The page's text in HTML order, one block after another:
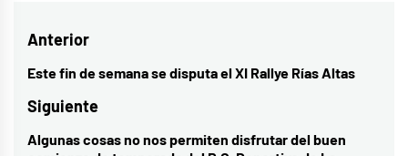
Navegación
de
entradas
Anterior
Entrada
anterior:
Este fin de semana se disputa el XI Rallye Rías Altas
Siguiente
Entrada
Algunas cosas no nos permiten disfrutar del buen